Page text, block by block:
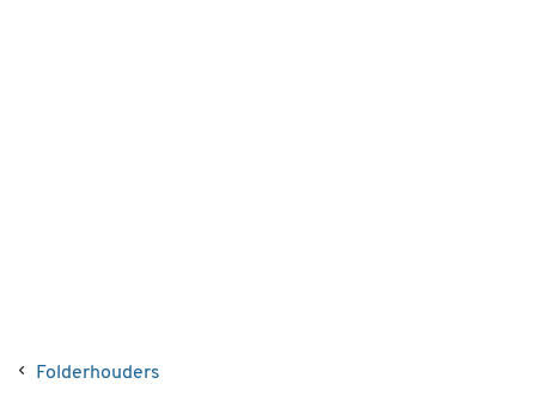
Folderhouders